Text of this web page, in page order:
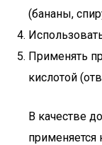
(бананы,
Применять
кислотой
В качестве
применяется